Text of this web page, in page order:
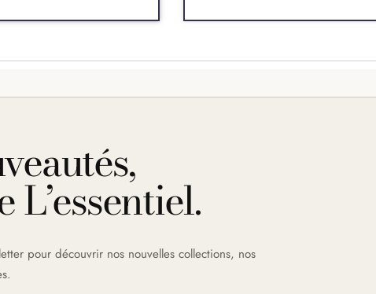
L’essentiel.
pour découvrir nos nouvelles collections, nos